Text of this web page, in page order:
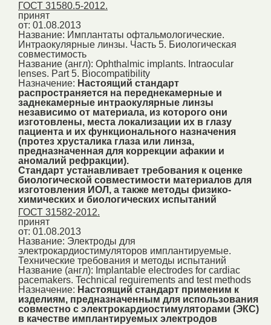
ГОСТ 31580.5-2012.
принят
от: 01.08.2013
Название: Имплантаты офтальмологические.
Интраокулярные линзы. Часть 5. Биологическая
совместимость
Название (англ): Ophthalmic implants. Intraocular
lenses. Part 5. Biocompatibility
Назначение: Настоящий стандарт
распространяется на переднекамерные и
заднекамерные интраокулярные линзы
независимо от материала, из которого они
изготовлены, места локализации их в глазу
пациента и их функционального назначения
(протез хрусталика глаза или линза,
предназначенная для коррекции афакии и
аномалий рефракции).
Стандарт устанавливает требования к оценке
биологической совместимости материалов для
изготовления ИОЛ, а также методы физико-
химических и биологических испытаний
ГОСТ 31582-2012.
принят
от: 01.08.2013
Название: Электроды для
электрокардиостимуляторов имплантируемые.
Технические требования и методы испытаний
Название (англ): Implantable electrodes for cardiac
pacemakers. Technical requirements and test methods
Назначение: Настоящий стандарт применим к
изделиям, предназначенным для использования
совместно с электрокардиостимуляторами (ЭКС)
в качестве имплантируемых электродов